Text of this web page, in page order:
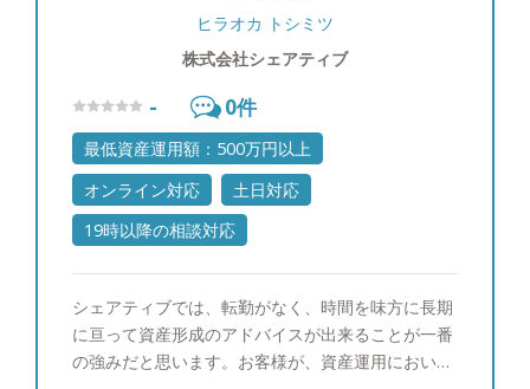
ヒラオカ トシミツ
株式会社シェアティブ
- 0件
最低資産運用額：500万円以上
オンライン対応
土日対応
19時以降の相談対応
シェアティブでは、転勤がなく、時間を味方に長期
に亘って資産形成のアドバイスが出来ることが一番
の強みだと思います。お客様が、資産運用において